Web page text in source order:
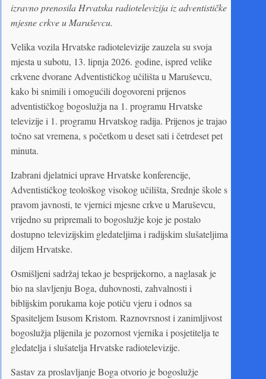
izravno prenosila Hrvatska radiotelevizija iz adventističke
mjesne crkve u Maruševcu.
Velika vozila Hrvatske radiotelevizije zauzela su svoja
mjesta u subotu, 13. lipnja 2026. godine, ispred velike
crkvene dvorane Adventističkog učilišta u Maruševcu,
kako bi snimili i omogućili dogovoreni prijenos
adventističkog bogoslužja na 1. programu Hrvatske
televizije i 1. programu Hrvatskog radija. Prijenos je trajao
točno sat vremena, s početkom u deset sati i četrdeset pet
minuta.
Izabrani djelatnici uprave Hrvatske konferencije,
Adventističkog teološkog visokog učilišta, Srednje škole s
pravom javnosti, te vjernici mjesne crkve u Maruševcu,
vrijedno su pripremali to bogoslužje koje je postalo
dostupno televizijskim gledateljima i radijskim slušateljima
diljem Hrvatske.
Osmišljeni sadržaj tekao je besprijekorno, a naglasak je
bio na slavljenju Boga, duhovnosti, zahvalnosti i
biblijskim porukama koje potiču vjeru i odnos sa
Spasiteljem Isusom Kristom. Raznovrsnost i zanimljivost
bogoslužja plijenila je pozornost vjernika i posjetitelja te
gledatelja i slušatelja Hrvatske radiotelevizije.
Sastav za proslavljanje Boga otvorio je bogoslužje